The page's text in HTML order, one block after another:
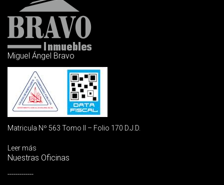
Miguel Ángel Bravo
Matricula Nº 563 Tomo II – Folio 170 D.J.D.
Leer más
Nuestras Oficinas
-------------